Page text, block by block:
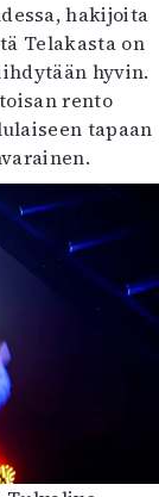
hakijoita
Telakasta on
hyvin.
rento
tapaan